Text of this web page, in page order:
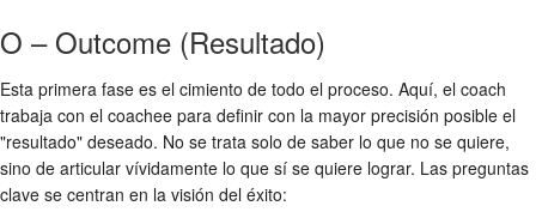
O – Outcome (Resultado)
Esta primera fase es el cimiento de todo el proceso. Aquí, el coach
trabaja con el coachee para definir con la mayor precisión posible el
"resultado" deseado. No se trata solo de saber lo que no se quiere,
sino de articular vívidamente lo que sí se quiere lograr. Las preguntas
clave se centran en la visión del éxito: